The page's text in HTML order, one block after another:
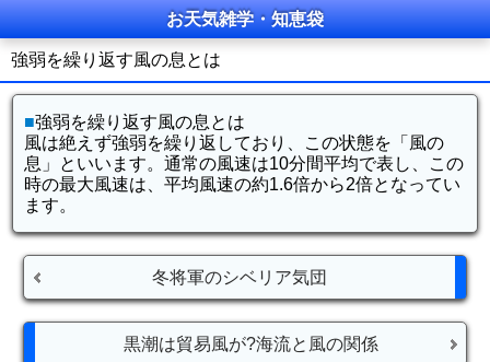
お天気雑学・知恵袋
強弱を繰り返す風の息とは
■強弱を繰り返す風の息とは
風は絶えず強弱を繰り返しており、この状態を「風の
息」といいます。通常の風速は10分間平均で表し、この
時の最大風速は、平均風速の約1.6倍から2倍となってい
ます。
冬将軍のシベリア気団
黒潮は貿易風が?海流と風の関係